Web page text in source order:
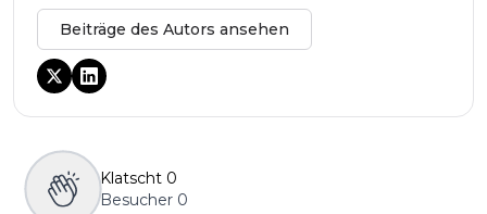
Beiträge des Autors ansehen
Klatscht 0
Besucher 0